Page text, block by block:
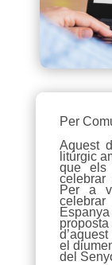
Per
Aquest
litúrgic
que els
Per a
el
del